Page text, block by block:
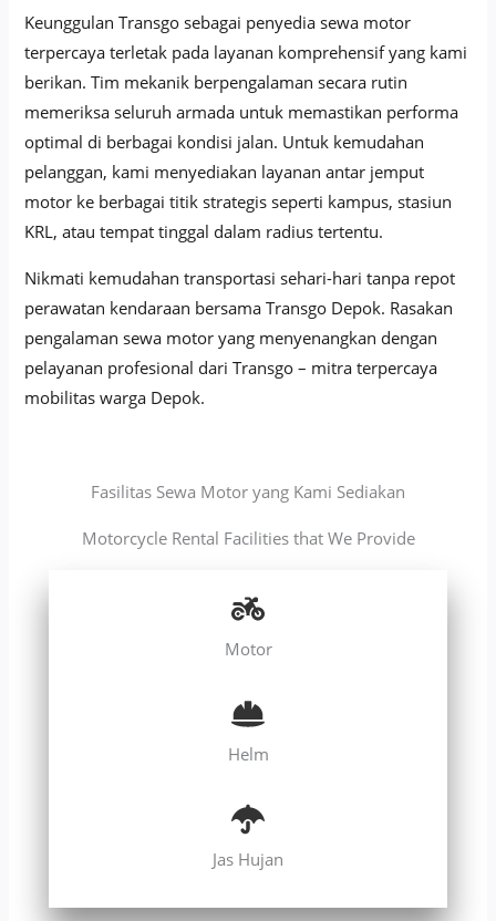
Keunggulan Transgo sebagai penyedia sewa motor
terpercaya terletak pada layanan komprehensif yang kami
berikan. Tim mekanik berpengalaman secara rutin
memeriksa seluruh armada untuk memastikan performa
optimal di berbagai kondisi jalan. Untuk kemudahan
pelanggan, kami menyediakan layanan antar jemput
motor ke berbagai titik strategis seperti kampus, stasiun
KRL, atau tempat tinggal dalam radius tertentu.
Nikmati kemudahan transportasi sehari-hari tanpa repot
perawatan kendaraan bersama Transgo Depok. Rasakan
pengalaman sewa motor yang menyenangkan dengan
pelayanan profesional dari Transgo – mitra terpercaya
mobilitas warga Depok.
Fasilitas Sewa Motor yang Kami Sediakan
Motorcycle Rental Facilities that We Provide
Motor
Helm
Jas Hujan